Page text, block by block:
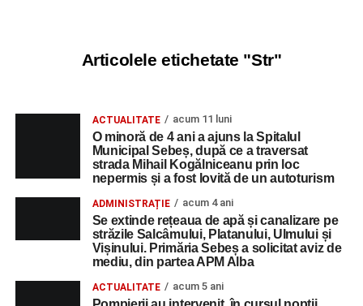
Articolele etichetate "Str"
ACTUALITATE acum 11 luni
O minoră de 4 ani a ajuns la Spitalul
Municipal Sebeș, după ce a traversat
strada Mihail Kogălniceanu prin loc
nepermis și a fost lovită de un autoturism
ADMINISTRAȚIE acum 4 ani
Se extinde rețeaua de apă și canalizare pe
străzile Salcâmului, Platanului, Ulmului și
Vișinului. Primăria Sebeș a solicitat aviz de
mediu, din partea APM Alba
ACTUALITATE acum 5 ani